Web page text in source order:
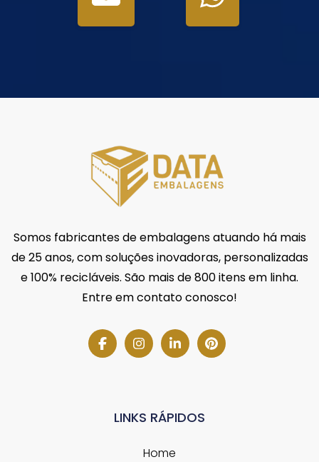
Somos fabricantes de embalagens atuando há mais
de 25 anos, com soluções inovadoras, personalizadas
e 100% recicláveis. São mais de 800 itens em linha.
Entre em contato conosco!
LINKS RÁPIDOS
Home